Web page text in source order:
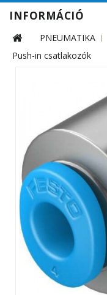
INFORMÁCIÓ
PNEUMATIKA
Push-in csatlakozók